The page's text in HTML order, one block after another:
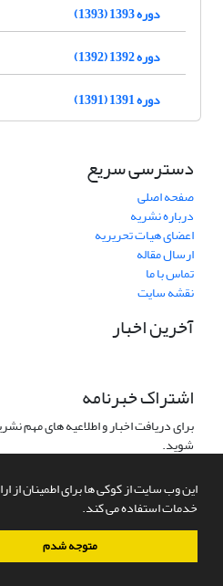
این وب سایت از کوکی ها برای اطمینان از
خدمات استفاده می کند.
متوجه شدم
دوره 1393 (1393)
دوره 1392 (1392)
دوره 1391 (1391)
دسترسی سریع
صفحه اصلی
درباره نشریه
اعضای هیات تحریریه
ارسال مقاله
تماس با ما
نقشه سایت
آخرین اخبار
اشتراک خبرنامه
برای دریافت اخبار و اطلاعیه های مهم
شوید.
سامانه مدیریت نشریات علمی.طراحی و